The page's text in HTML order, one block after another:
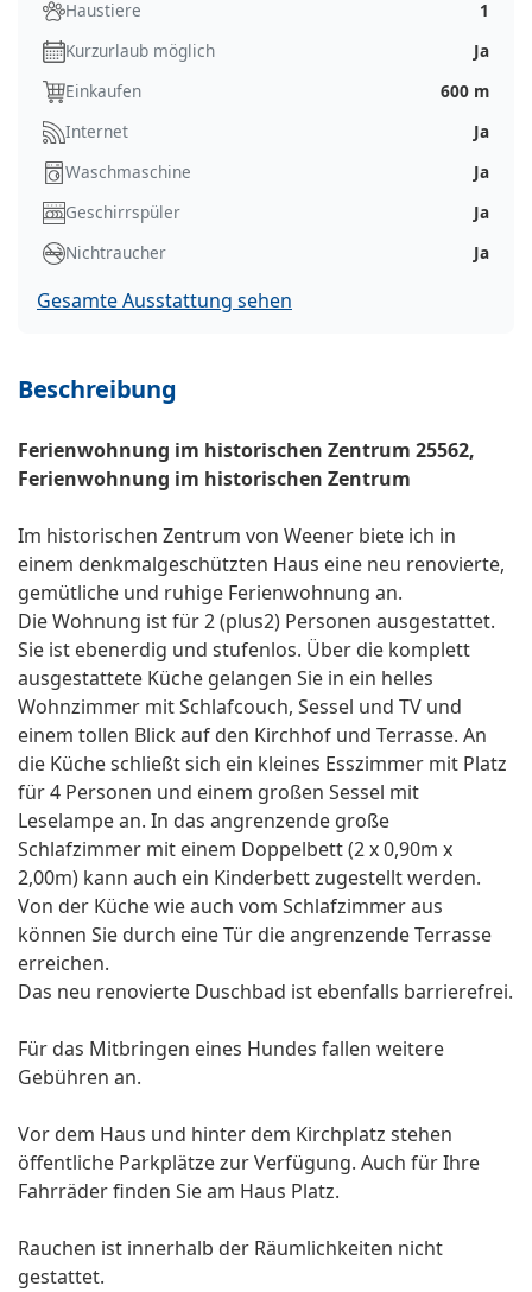
Haustiere
1
Kurzurlaub möglich
Ja
Einkaufen
600 m
Internet
Ja
Waschmaschine
Ja
Geschirrspüler
Ja
Nichtraucher
Ja
Gesamte Ausstattung sehen
Beschreibung
Ferienwohnung im historischen Zentrum 25562,
Ferienwohnung im historischen Zentrum
Im historischen Zentrum von Weener biete ich in
einem denkmalgeschützten Haus eine neu renovierte,
gemütliche und ruhige Ferienwohnung an.
Die Wohnung ist für 2 (plus2) Personen ausgestattet.
Sie ist ebenerdig und stufenlos. Über die komplett
ausgestattete Küche gelangen Sie in ein helles
Wohnzimmer mit Schlafcouch, Sessel und TV und
einem tollen Blick auf den Kirchhof und Terrasse. An
die Küche schließt sich ein kleines Esszimmer mit Platz
für 4 Personen und einem großen Sessel mit
Leselampe an. In das angrenzende große
Schlafzimmer mit einem Doppelbett (2 x 0,90m x
2,00m) kann auch ein Kinderbett zugestellt werden.
Von der Küche wie auch vom Schlafzimmer aus
können Sie durch eine Tür die angrenzende Terrasse
erreichen.
Das neu renovierte Duschbad ist ebenfalls barrierefrei.
Für das Mitbringen eines Hundes fallen weitere
Gebühren an.
Vor dem Haus und hinter dem Kirchplatz stehen
öffentliche Parkplätze zur Verfügung. Auch für Ihre
Fahrräder finden Sie am Haus Platz.
Rauchen ist innerhalb der Räumlichkeiten nicht
gestattet.